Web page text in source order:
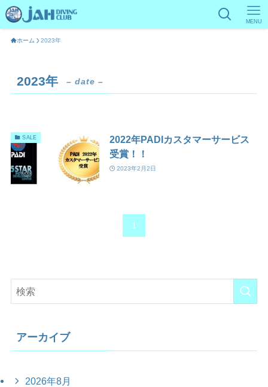
MENU
ホーム 2023年
2023年 – date –
SALE
2022年PADIカスタマーサービス
受賞！！
2023年2月2日
1
アーカイブ
2026年8月